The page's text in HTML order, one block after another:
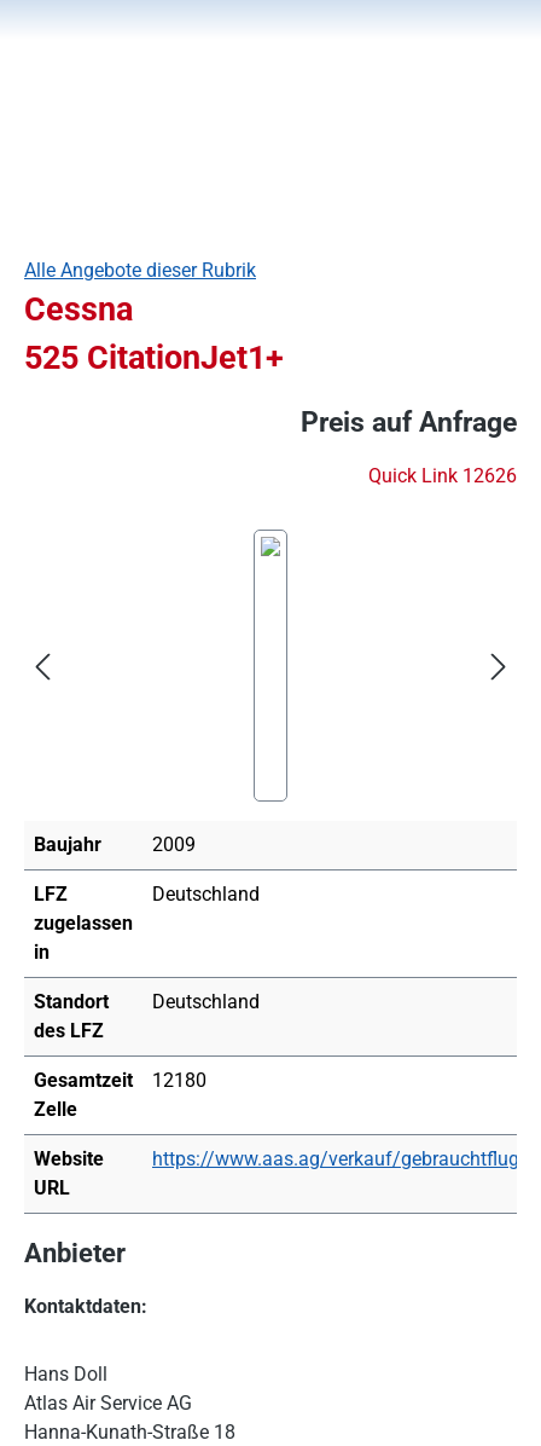
Alle Angebote dieser Rubrik
Cessna
525 CitationJet1+
Preis auf Anfrage
Quick Link 12626
Baujahr 2009
LFZ
zugelassen
in
Deutschland
Standort
des LFZ
Deutschland
Gesamtzeit
Zelle
12180
Website
URL
https://www.aas.ag/verkauf/
Anbieter
Kontaktdaten:
Hans Doll
Atlas Air Service AG
Hanna-Kunath-Straße 18